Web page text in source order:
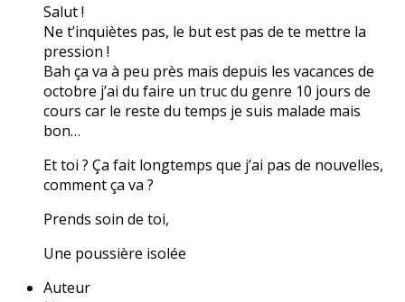
Salut !
Ne t’inquiètes pas, le but est pas de te mettre la
pression !
Bah ça va à peu près mais depuis les vacances de
octobre j’ai du faire un truc du genre 10 jours de
cours car le reste du temps je suis malade mais
bon…
Et toi ? Ça fait longtemps que j’ai pas de nouvelles,
comment ça va ?
Prends soin de toi,
Une poussière isolée
Auteur